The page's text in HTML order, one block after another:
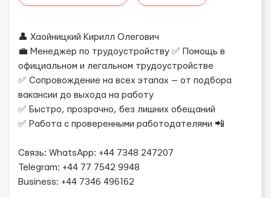
👤 Хаойницкий Кирилл Олегович
💼 Менеджер по трудоустройству ✅ Помощь в
официальном и легальном трудоустройстве
✅ Сопровождение на всех этапах — от подбора
вакансии до выхода на работу
✅ Быстро, прозрачно, без лишних обещаний
✅ Работа с проверенными работодателями 📲
Связь: WhatsApp: +44 7348 247207
Telegram: +44 77 7542 9948
Business: +44 7346 496162